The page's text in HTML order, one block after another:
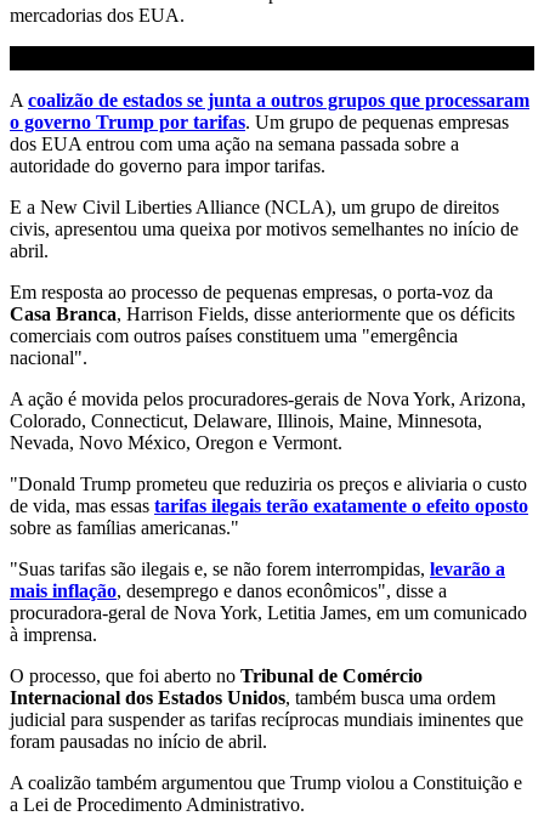
mercadorias dos EUA.
A coalizão de estados se junta a outros grupos que processaram
o governo Trump por tarifas. Um grupo de pequenas empresas
dos EUA entrou com uma ação na semana passada sobre a
autoridade do governo para impor tarifas.
E a New Civil Liberties Alliance (NCLA), um grupo de direitos
civis, apresentou uma queixa por motivos semelhantes no início de
abril.
Em resposta ao processo de pequenas empresas, o porta-voz da
Casa Branca, Harrison Fields, disse anteriormente que os déficits
comerciais com outros países constituem uma "emergência
nacional".
A ação é movida pelos procuradores-gerais de Nova York, Arizona,
Colorado, Connecticut, Delaware, Illinois, Maine, Minnesota,
Nevada, Novo México, Oregon e Vermont.
"Donald Trump prometeu que reduziria os preços e aliviaria o custo
de vida, mas essas tarifas ilegais terão exatamente o efeito oposto
sobre as famílias americanas."
"Suas tarifas são ilegais e, se não forem interrompidas, levarão a
mais inflação, desemprego e danos econômicos", disse a
procuradora-geral de Nova York, Letitia James, em um comunicado
à imprensa.
O processo, que foi aberto no Tribunal de Comércio
Internacional dos Estados Unidos, também busca uma ordem
judicial para suspender as tarifas recíprocas mundiais iminentes que
foram pausadas no início de abril.
A coalizão também argumentou que Trump violou a Constituição e
a Lei de Procedimento Administrativo.